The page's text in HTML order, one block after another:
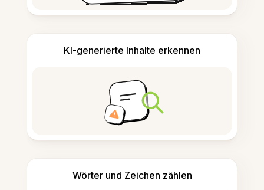
KI-generierte Inhalte erkennen
Wörter und Zeichen zählen